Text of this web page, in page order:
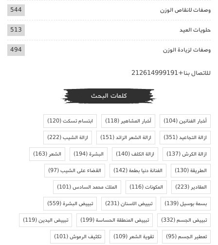
وصفات لانقاص الوزن 544
حلويات العيد 513
وصفات لزيادة الوزن 494
للاتصال بنا+212614999191
كلمات البحث
أخبار الفنانين(104) أخبار المشاهير(118) ابتسام تسكت(120)
ازالة التجاعيد(351) ازالة الشعر الزائد(151) ازالة الشيب(222)
ازالة الكرش(137) ازالة الكلف(140) البشرة(194) الشعر(163)
الطريقة(130) الفنانة دنيا بطمة(142) القضاء على الشيب(97)
المقادير(223) المكونات(116) الملك محمد السادس(101)
بسمة بوسيل(139) تبييض الاسنان(231) تبييض البشرة(559)
تبييض الجسم(332) تبييض المنطقة الحساسة(199) تبييض اليدين(119)
تعطير الجسم(95) تقوية الشعر(109) تكثيف الرموش(101)